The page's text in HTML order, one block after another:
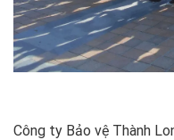
Công ty Bảo vệ Thành